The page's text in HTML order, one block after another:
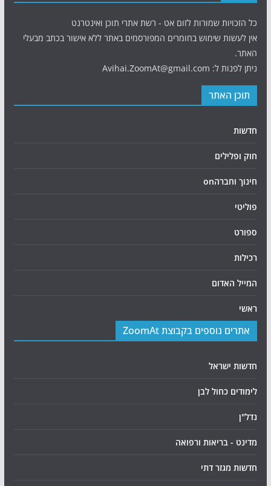
כל הזכויות שמורות לזום אט - רשת אתרי תוכן ואינטרנט
אין לעשות שימוש בחומרים המפורסמים באתר ללא אישור בכתב מבעלי
האתר.
ניתן לפנות ל: Avihai.ZoomAt@gmail.com
תוכן האתר
חדשות
חוק ופלילים
חינוך וחברהon
פוליטי
ספורט
רכילות
המייל האדום
ראשי
אתרים נוספים בקבוצת ZoomAt
חדשות ישראל
לימודים כחול לבן
נדל"ן
מדינט - בריאות ורפואה
חדשות מגזר דתי